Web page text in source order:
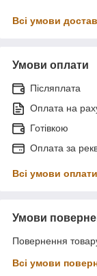
Всі умови
Умови оплати
Післяплата
Оплата на
Готівкою
Оплата за
Всі умови оплати
Умови
Повернення
Всі умови